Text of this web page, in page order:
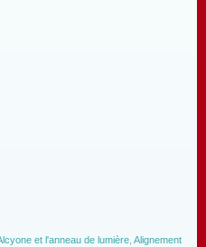
et l'anneau de lumière Alignement